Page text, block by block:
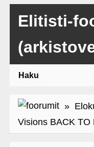
Elitisti-
Haku
»
Visions BACK TO